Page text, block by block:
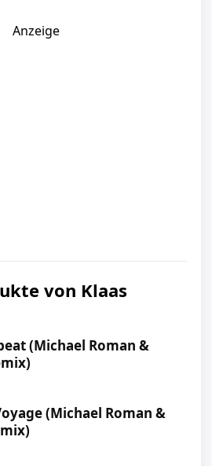
Anzeige
von Klaas
(Michael Roman &
(Michael Roman &